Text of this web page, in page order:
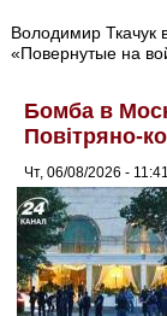
Володимир Ткачук
«Повернутые на
Бомба в
Повітряно-
Чт, 06/08/2026 - 11:41